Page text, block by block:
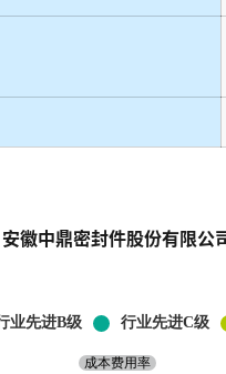
安徽中鼎密封件股份有限公